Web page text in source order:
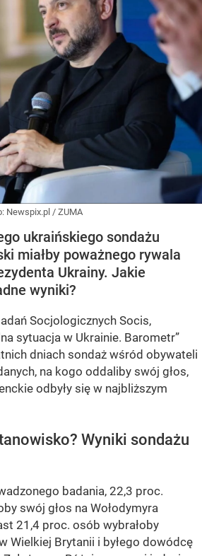
Newspix.pl / ZUMA
ukraińskiego sondażu
miałby poważnego rywala
Ukrainy. Jakie
wyniki?
Socjologicznych Socis,
sytuacja w Ukrainie. Barometr”
dniach sondaż wśród obywateli
na kogo oddaliby swój głos,
odbyły się w najbliższym
Wyniki sondażu
badania, 22,3 proc.
swój głos na Wołodymyra
21,4 proc. osób wybrałoby
Wielkiej Brytanii i byłego dowódcę